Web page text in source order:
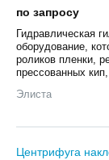
по запросу
Гидравлическая
оборудование,
роликов пленки,
прессованных кип,
Элиста
Центрифуга